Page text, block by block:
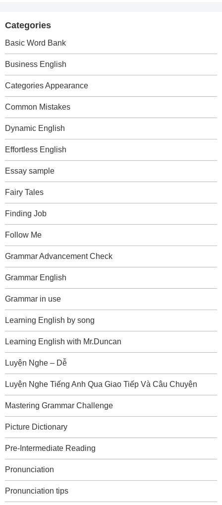
Categories
Basic Word Bank
Business English
Categories Appearance
Common Mistakes
Dynamic English
Effortless English
Essay sample
Fairy Tales
Finding Job
Follow Me
Grammar Advancement Check
Grammar English
Grammar in use
Learning English by song
Learning English with Mr.Duncan
Luyện Nghe – Dễ
Luyện Nghe Tiếng Anh Qua Giao Tiếp Và Câu Chuyện
Mastering Grammar Challenge
Picture Dictionary
Pre-Intermediate Reading
Pronunciation
Pronunciation tips